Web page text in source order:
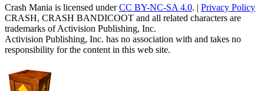
Crash Mania is licensed underCC BY-NC-SA 4.0. | Privacy Policy
CRASH, CRASH BANDICOOT and all related characters are
trademarks of Activision Publishing, Inc.
Activision Publishing, Inc. has no association with and takes no
responsibility for the content in this web site.